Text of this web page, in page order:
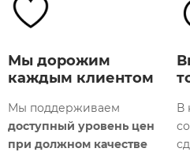
Мы дорожим
каждым клиентом
Мы поддерживаем
доступный уровень цен
при должном качестве
В